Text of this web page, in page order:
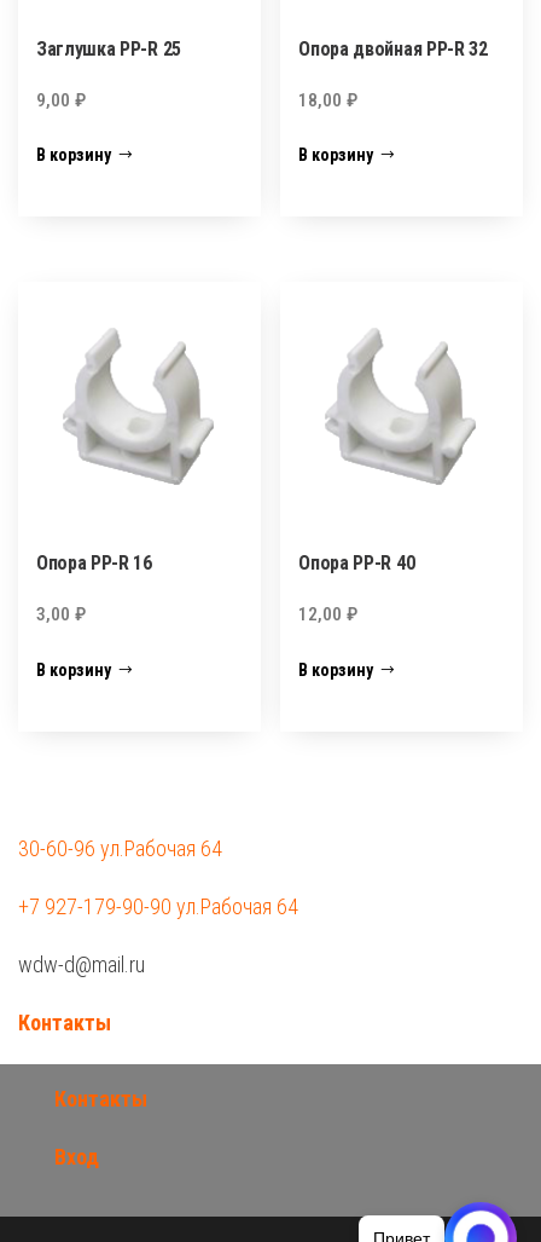
Заглушка PP-R 25
9,00 ₽
В корзину
Опора двойная PP-R 32
18,00₽
В корзину
Опора PP-R 16
3,00 ₽
В корзину
Опора PP-R 40
12,00₽
В корзину
30-60-96 ул.Рабочая 64
+7 927-179-90-90 ул.Рабочая 64
wdw-d@mail.ru
Контакты
Контакты
Вход